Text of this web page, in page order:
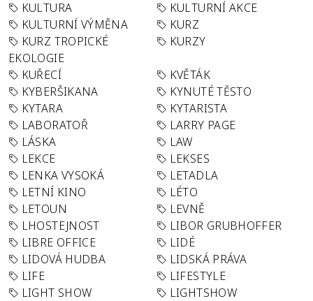
KULTURA
KULTURNÍ AKCE
KULTURNÍ VÝMĚNA
KURZ
KURZ TROPICKÉ
EKOLOGIE
KURZY
KUŘECÍ
KVĚTÁK
KYBERŠIKANA
KYNUTÉ TĚSTO
KYTARA
KYTARISTA
LABORATOŘ
LARRY PAGE
LÁSKA
LAW
LEKCE
LEKSES
LENKA VYSOKÁ
LETADLA
LETNÍ KINO
LÉTO
LETOUN
LEVNĚ
LHOSTEJNOST
LIBOR GRUBHOFFER
LIBRE OFFICE
LIDÉ
LIDOVÁ HUDBA
LIDSKÁ PRÁVA
LIFE
LIFESTYLE
LIGHT SHOW
LIGHTSHOW